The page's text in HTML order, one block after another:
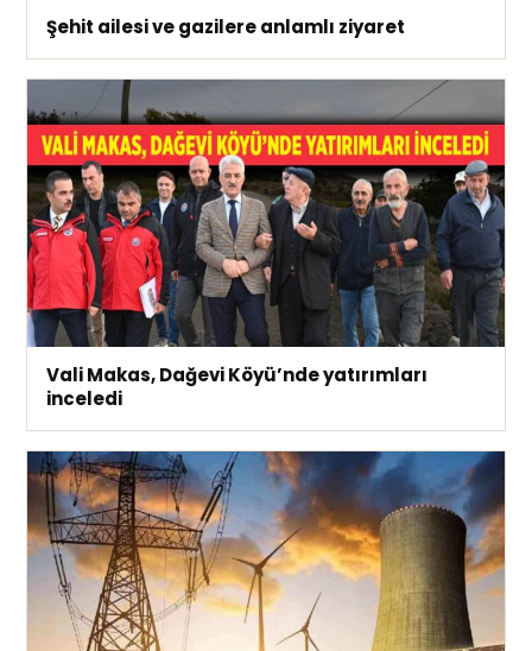
Şehit ailesi ve gazilere anlamlı ziyaret
Vali Makas, Dağevi Köyü’nde yatırımları
inceledi